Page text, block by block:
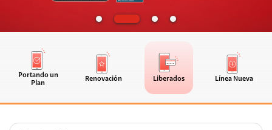
Portando un
Plan
Renovación Liberados Línea Nueva